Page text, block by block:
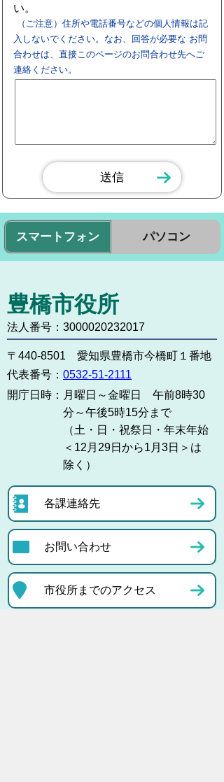
い。
（ご注意）住所や電話番号などの個人情報は記
入しないでください。なお、回答が必要な お問
合わせは、直接このページのお問合わせ先へご
連絡ください。
スマートフォン パソコン
豊橋市役所
法人番号：3000020232017
〒440-8501 愛知県豊橋市今橋町１番地
代表番号： 0532-51-2111
開庁日時： 月曜日～金曜日 午前8時30
分～午後5時15分まで
（土・日・祝祭日・年末年始
＜12月29日から1月3日＞は
除く）
各課連絡先
お問い合わせ
市役所までのアクセス